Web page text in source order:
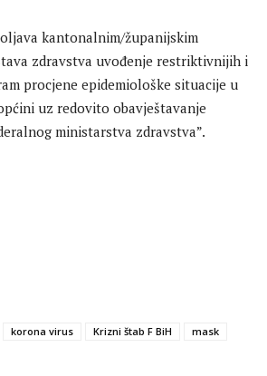
kantonalnim/županijskim
zdravstva uvođenje restriktivnijih i
procjene epidemiološke situacije u
uz redovito obavještavanje
ministarstva zdravstva”.
korona virus Krizni štab F BiH
mask